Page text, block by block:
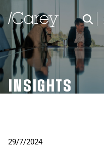
INSIGHTS
29/7/2024